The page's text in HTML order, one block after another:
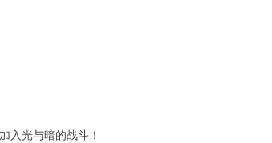
入光与暗的战斗！